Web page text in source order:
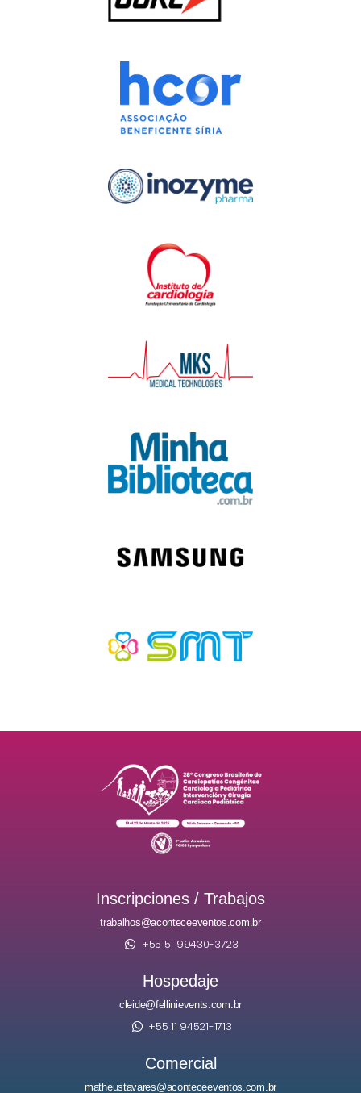
Inscripciones / Trabajos
trabalhos@aconteceeventos.com.br
+55 51 99430-3723
Hospedaje
cleide@fellinievents.com.br
+55 11 94521-1713
Comercial
matheustavares@aconteceeventos.com.br